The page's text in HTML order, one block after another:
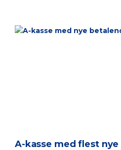
A-kasse med flest